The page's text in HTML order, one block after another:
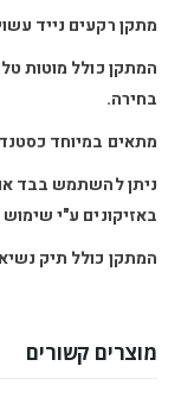
מתקן רקעים נייד
המתקן כולל מוטות
בחירה.
מתאים במיוחד
ניתן להשתמש בבד
באזיקונים ע"י
המתקן כולל תיק
מוצרים קשורים